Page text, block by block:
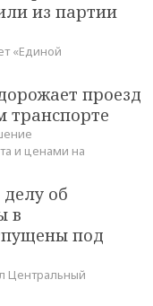
из партии
«Единой
проезд
транспорте
и ценами на
об
в
под
Центральный